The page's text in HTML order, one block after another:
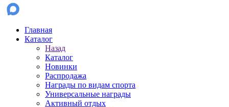
Главная
Каталог
Назад
Каталог
Новинки
Распродажа
Награды по видам спорта
Универсальные награды
Активный отдых